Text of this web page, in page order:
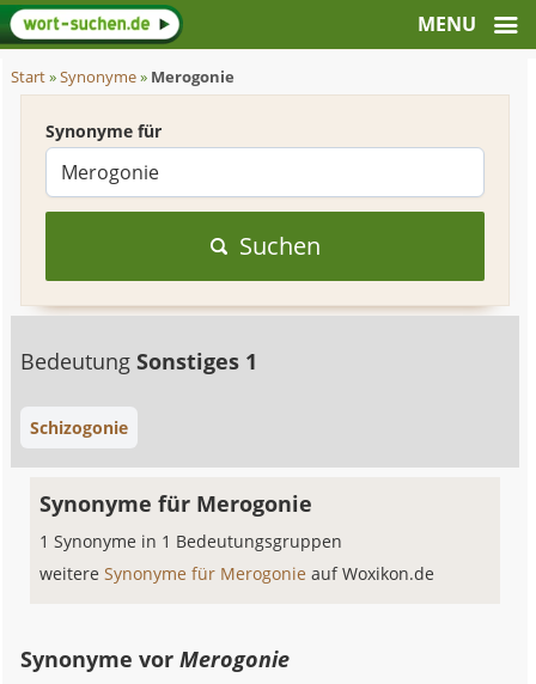
Start»Synonyme» Merogonie
Synonyme für
Suchen
BedeutungSonstiges 1
Schizogonie
Synonyme für Merogonie
1 Synonyme in 1 Bedeutungsgruppen
weitereSynonyme für Merogonieauf Woxikon.de
Synonyme vorMerogonie